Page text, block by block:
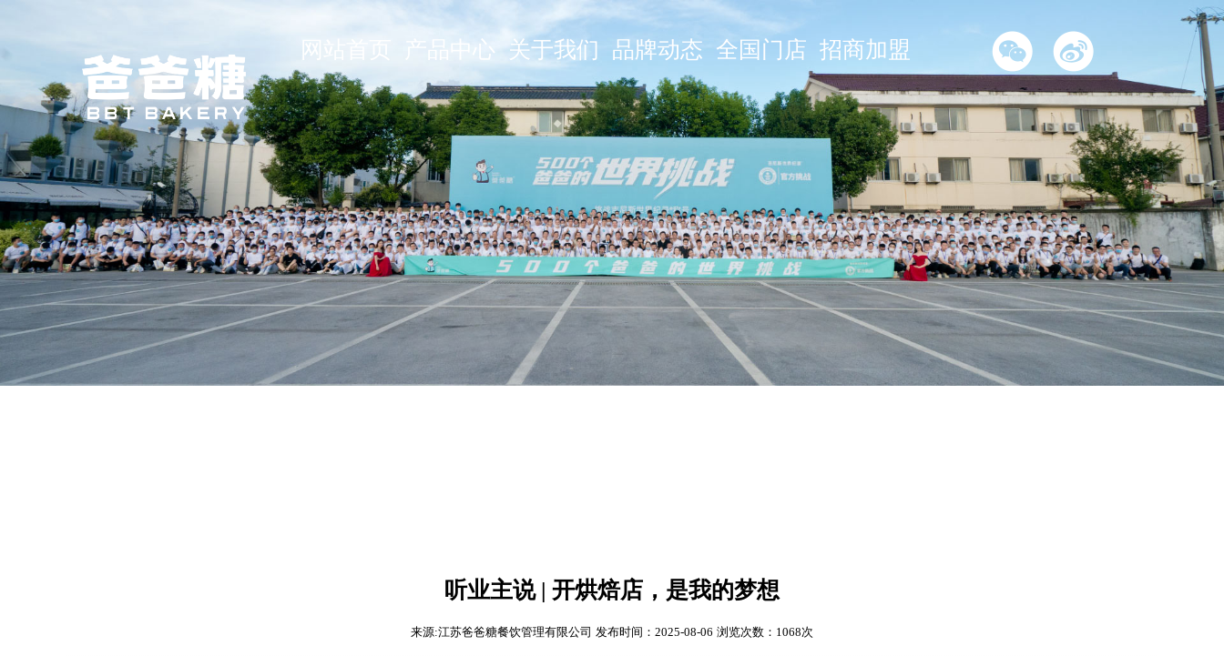
网站首页
网站首页
产品中心
产品中心
关于我们 品牌动态 全国门店 招商加盟
招商加盟
听业主说 | 开烘焙店，是我的梦想
来源:江苏爸爸糖餐饮管理有限公司 发布时间：2025-08-06 浏览次数：1068次